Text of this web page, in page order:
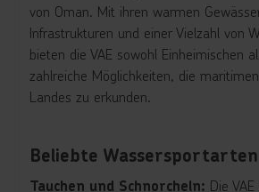
von Oman. Mit ihren warmen
Infrastrukturen und einer Vielzahl von
bieten die VAE sowohl Einheimischen
zahlreiche Möglichkeiten, die
Landes zu erkunden.
Beliebte Wassersportarten
Tauchen und Schnorcheln: Die